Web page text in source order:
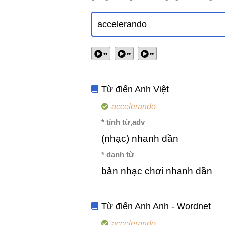
•• •• ••
Từ điển Anh Việt
accelerando
* tính từ,adv
(nhạc) nhanh dần
* danh từ
bản nhạc chơi nhanh dần
Từ điển Anh Anh - Wordnet